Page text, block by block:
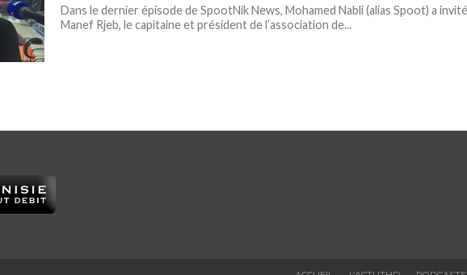
Dans le dernier épisode de SpootNik News, Mohamed Nabli (alias Spoot) a
Manef Rjeb, le capitaine et président de l’association de...